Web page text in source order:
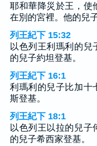
耶和華降災於王，使
在別的宮裡。他的兒
列王紀下 15:32
以色列王利瑪利的兒
的兒子約坦登基。
列王紀下 16:1
利瑪利的兒子比加十
斯登基。
列王紀下 18:1
以色列王以拉的兒子
的兒子希西家登基。